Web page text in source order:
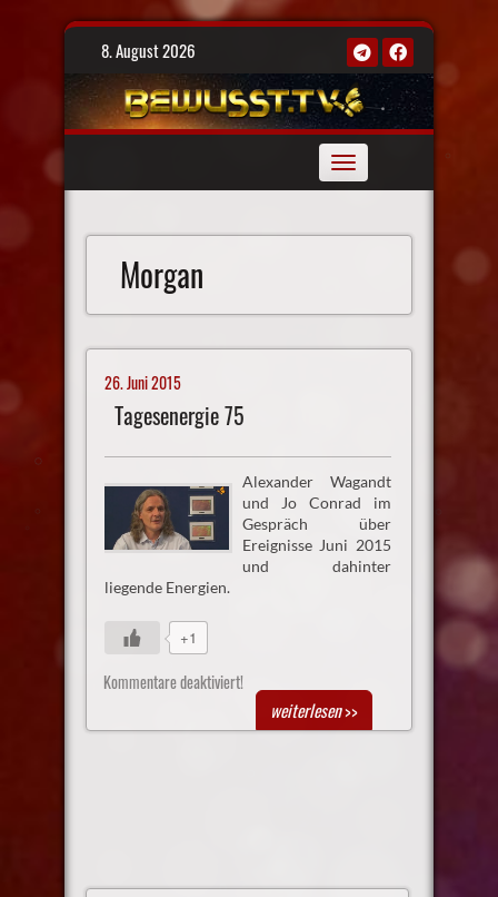
Skip
8. August 2026
Toggle
navigation
Morgan
26. Juni 2015
Tagesenergie 75
Alexander Wagandt
und Jo Conrad im
Gespräch über
Ereignisse Juni 2015
und dahinter
liegende Energien.
+1
Kommentare deaktiviert!
weiterlesen>>